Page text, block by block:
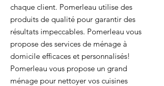
chaque client. Pomerleau utilise des
produits de qualité pour garantir des
résultats impeccables. Pomerleau vous
propose des services de ménage à
domicile efficaces et personnalisés!
Pomerleau vous propose un grand
ménage pour nettoyer vos cuisines